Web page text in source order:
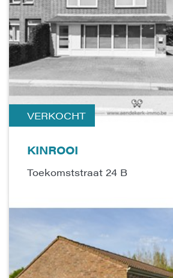
VERKOCHT
KINROOI
Toekomststraat 24 B